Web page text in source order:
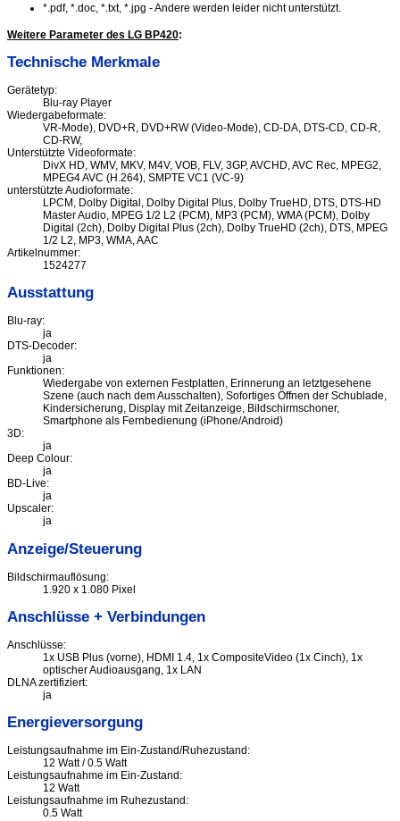
*.pdf, *.doc, *.txt, *.jpg - Andere werden leider nicht unterstützt.
Weitere Parameter des LG BP420:
Technische Merkmale
Gerätetyp:
Blu-ray Player
Wiedergabeformate:
VR-Mode), DVD+R, DVD+RW (Video-Mode), CD-DA, DTS-CD, CD-R,
CD-RW,
Unterstützte Videoformate:
DivX HD, WMV, MKV, M4V, VOB, FLV, 3GP, AVCHD, AVC Rec, MPEG2,
MPEG4 AVC (H.264), SMPTE VC1 (VC-9)
unterstützte Audioformate:
LPCM, Dolby Digital, Dolby Digital Plus, Dolby TrueHD, DTS, DTS-HD
Master Audio, MPEG 1/2 L2 (PCM), MP3 (PCM), WMA (PCM), Dolby
Digital (2ch), Dolby Digital Plus (2ch), Dolby TrueHD (2ch), DTS, MPEG
1/2 L2, MP3, WMA, AAC
Artikelnummer:
1524277
Ausstattung
Blu-ray:
ja
DTS-Decoder:
ja
Funktionen:
Wiedergabe von externen Festplatten, Erinnerung an letztgesehene
Szene (auch nach dem Ausschalten), Sofortiges Öffnen der Schublade,
Kindersicherung, Display mit Zeitanzeige, Bildschirmschoner,
Smartphone als Fernbedienung (iPhone/Android)
3D:
ja
Deep Colour:
ja
BD-Live:
ja
Upscaler:
ja
Anzeige/Steuerung
Bildschirmauflösung:
1.920 x 1.080 Pixel
Anschlüsse + Verbindungen
Anschlüsse:
1x USB Plus (vorne), HDMI 1.4, 1x CompositeVideo (1x Cinch), 1x
optischer Audioausgang, 1x LAN
DLNA zertifiziert:
ja
Energieversorgung
Leistungsaufnahme im Ein-Zustand/Ruhezustand:
12 Watt / 0.5 Watt
Leistungsaufnahme im Ein-Zustand:
12 Watt
Leistungsaufnahme im Ruhezustand:
0.5 Watt